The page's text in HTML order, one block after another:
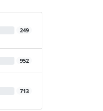
249
952
713